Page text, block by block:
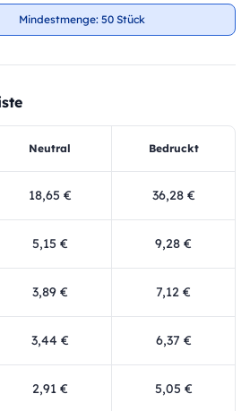
Mindestmenge: 50 Stück
Neutral Bedruckt
18,65 € 36,28 €
5,15 € 9,28 €
3,89 € 7,12 €
3,44 € 6,37 €
2,91 € 5,05 €